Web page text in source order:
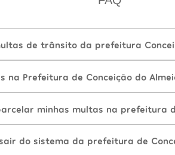
de trânsito da prefeitura
na Prefeitura de Conceição do
minhas multas na prefeitura
do sistema da prefeitura de